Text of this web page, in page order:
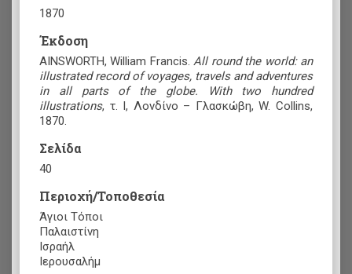
1870
Έκδοση
AINSWORTH, William Francis.All round the world: an
illustrated record of voyages, travels and adventures
in all parts of the globe. With two hundred
illustrations, τ. Ι, Λονδίνο – Γλασκώβη, W. Collins,
1870.
Σελίδα
40
Περιοχή/Τοποθεσία
Άγιοι Τόποι
Παλαιστίνη
Ισραήλ
Ιερουσαλήμ